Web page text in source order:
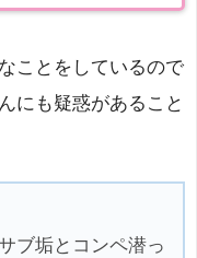
ことをしているので
にも疑惑があること
ブ垢とコンペ潜っ